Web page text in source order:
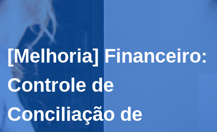
[Melhoria] Financeiro:
Controle de
Conciliação de